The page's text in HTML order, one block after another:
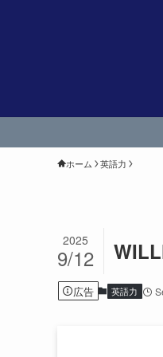
ホーム 英語力
2025
9/12
広告 英語力